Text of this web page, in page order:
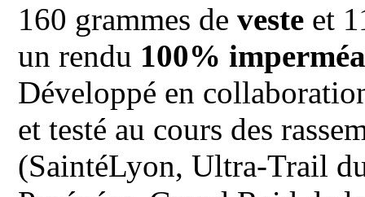
160 grammes deveste et
un rendu 100%
Développé en
et testé au cours des
(SaintéLyon, Ultra-Trail